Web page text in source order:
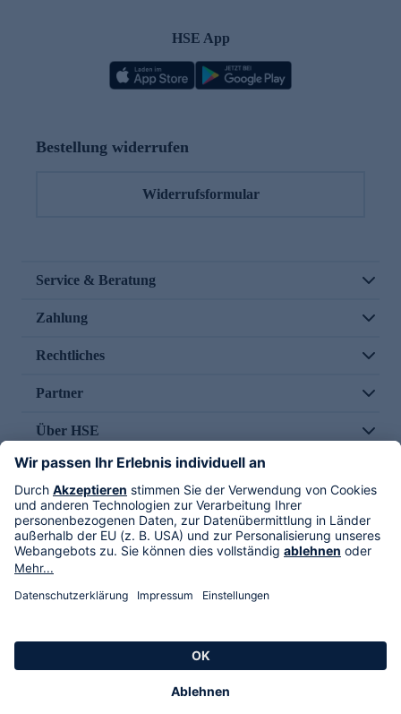
HSE App
Bestellung widerrufen
Widerrufsformular
Service & Beratung
Zahlung
Rechtliches
Partner
Über HSE
Im TV
HSE International